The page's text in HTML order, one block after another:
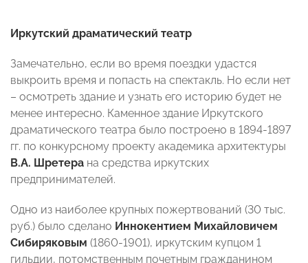
Иркутский драматический театр
Замечательно, если во время поездки удастся
выкроить время и попасть на спектакль. Но если нет
– осмотреть здание и узнать его историю будет не
менее интересно. Каменное здание Иркутского
драматического театра было построено в 1894-1897
гг. по конкурсному проекту академика архитектуры
В.А. Шретера на средства иркутских
предпринимателей.
Одно из наиболее крупных пожертвований (30 тыс.
руб.) было сделано Иннокентием Михайловичем
Сибиряковым (1860-1901), иркутским купцом 1
гильдии, потомственным почетным гражданином